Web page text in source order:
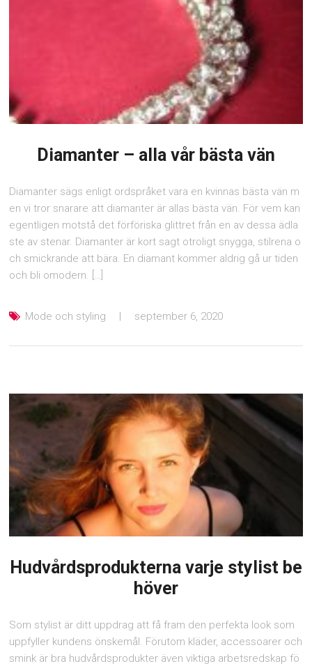
Diamanter – alla vår bästa vän
Diamanter sägs enligt ordspråket vara en kvinnas bästa vän m
en vi tror snarare att diamanter är allas bästa vän. För vem kan
egentligen motstå det förföriska glittret från en av dessa ädla
ste av stenar. Diamanter är kort sagt otroligt snygga, stilrena o
ch smickrande att bära. En diamant kommer aldrig gå ur tiden
och bli omodern. […]
Mode och styling september 6, 2020
Hudvårdsprodukterna varje stylist be
höver
Som stylist är ditt uppdrag att få fram den perfekta look som
uppfyller kundens önskemål. Förutom kläder, accessoarer och
smink är bra hudvårdsprodukter även viktiga arbetsredskap fö